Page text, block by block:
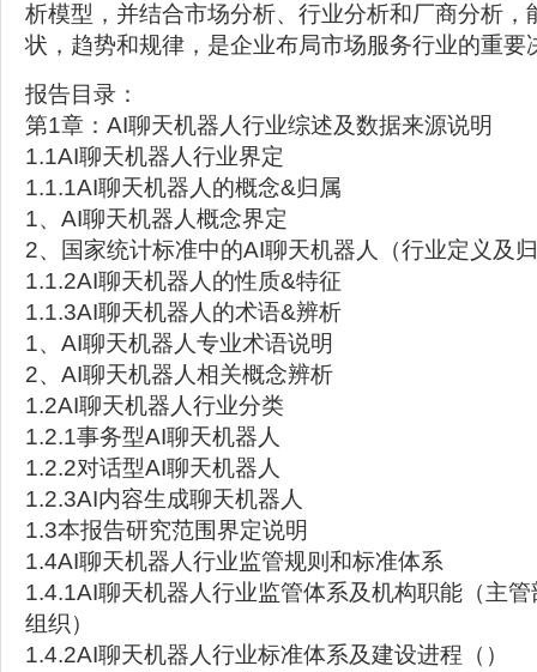
析模型，并结合市场分析、行业分析和厂商分析，
状，趋势和规律，是企业布局市场服务行业的重要
报告目录：
第1章：AI聊天机器人行业综述及数据来源说明
1.1AI聊天机器人行业界定
1.1.1AI聊天机器人的概念&归属
1、AI聊天机器人概念界定
2、国家统计标准中的AI聊天机器人（行业定义及
1.1.2AI聊天机器人的性质&特征
1.1.3AI聊天机器人的术语&辨析
1、AI聊天机器人专业术语说明
2、AI聊天机器人相关概念辨析
1.2AI聊天机器人行业分类
1.2.1事务型AI聊天机器人
1.2.2对话型AI聊天机器人
1.2.3AI内容生成聊天机器人
1.3本报告研究范围界定说明
1.4AI聊天机器人行业监管规则和标准体系
1.4.1AI聊天机器人行业监管体系及机构职能（主
组织）
1.4.2AI聊天机器人行业标准体系及建设进程（）